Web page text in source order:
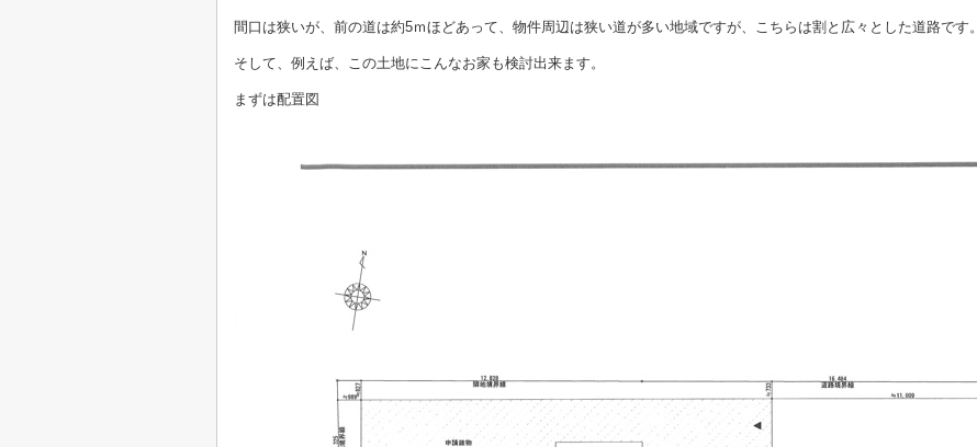
間口は狭いが、前の道は約5ｍほどあって、物件周辺は狭い道が多い地域ですが、こちらは割と広々とした道路です。
そして、例えば、この土地にこんなお家も検討出来ます。
まずは配置図